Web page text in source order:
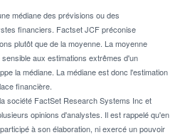
médiane des prévisions ou des
financiers. Factset JCF préconise
plutôt que de la moyenne. La moyenne
aux estimations extrêmes d'un
la médiane. La médiane est donc l'estimation
financière.
société FactSet Research Systems Inc et
opinions d'analystes. Il est rappelé qu'en
à son élaboration, ni exercé un pouvoir